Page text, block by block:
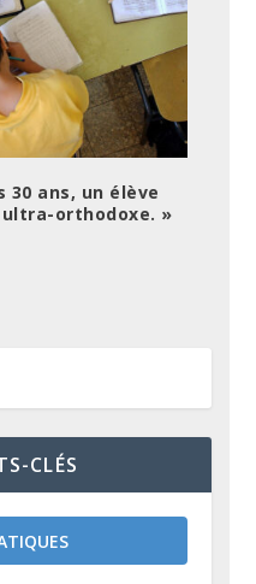
30 ans, un élève
orthodoxe. »
CLÉS